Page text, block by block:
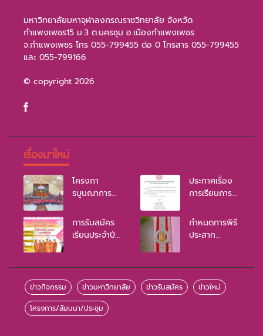
มหาวิทยาลัยมหาจุฬาลงกรณราชวิทยาลัย จังหวัด
กำแพงเพชร15 ม.3 ต.นครชุม อ.เมืองกำแพงเพชร
จ.กำแพงเพชร โทร 055-799455 ต่อ 0 โทรสาร 055-799455
และ 055-799166
© copyright 2026
เรื่องมาใหม่
โครงกา
รบูนณาการ
ประจำปี 2569
ประกาศเรื่อง
การเรียนการ
ออนไลน์
การรับสมัคร
เรียนประจำปี
กำหนดการพิธี
ประสาท
ข่าวกิจกรรม ข่าวมหาวิทยาลัย ข่าวรับสมัคร
ข่าวใหม่
โครงการ/สัมมนา/ประชุม